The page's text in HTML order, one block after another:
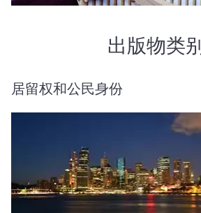
出版物类别
居留权和公民身份